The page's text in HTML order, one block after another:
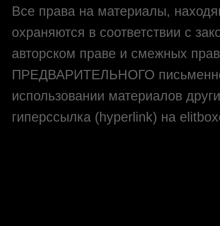
Все права на материалы,
охраняются в соответствии с
авторском праве и смежных
ПРЕДВАРИТЕЛЬНОГО
использовании материалов
гиперссылка (hyperlink) на